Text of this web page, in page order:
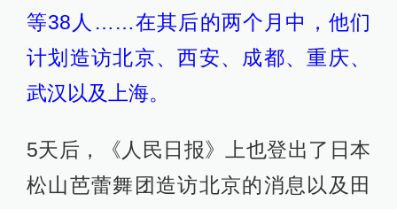
等38人……在其后的两个月中，他们
计划造访北京、西安、成都、重庆、
武汉以及上海。
5天后，《人民日报》上也登出了日本
松山芭蕾舞团造访北京的消息以及田